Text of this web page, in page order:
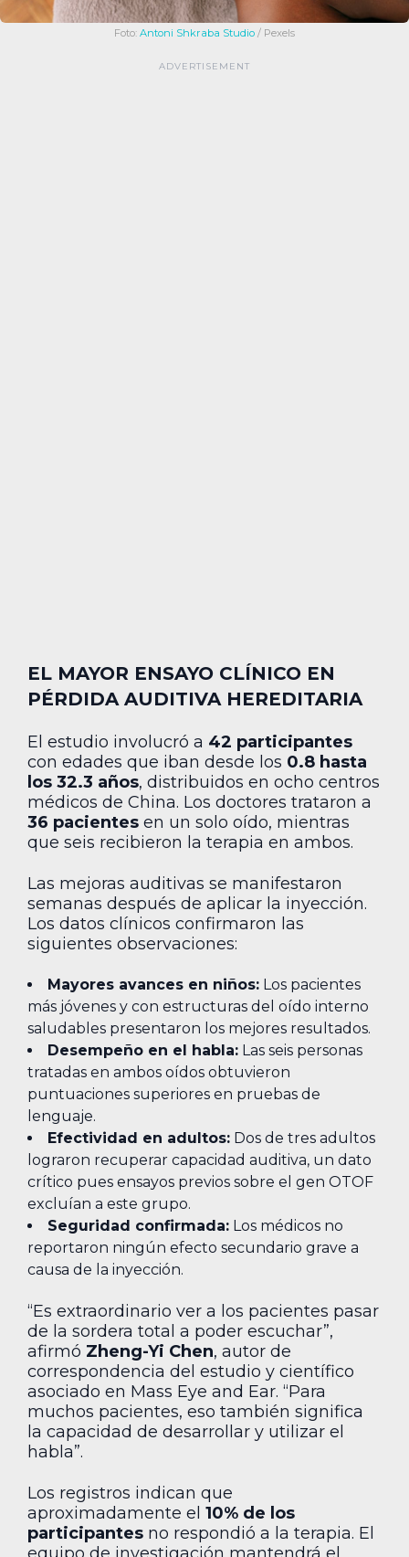
Foto: Antoni Shkraba Studio / Pexels
EL MAYOR ENSAYO CLÍNICO EN
PÉRDIDA AUDITIVA HEREDITARIA
El estudio involucró a 42 participantes
con edades que iban desde los 0.8 hasta
los 32.3 años, distribuidos en ocho centros
médicos de China. Los doctores trataron a
36 pacientes en un solo oído, mientras
que seis recibieron la terapia en ambos.
Las mejoras auditivas se manifestaron
semanas después de aplicar la inyección.
Los datos clínicos confirmaron las
siguientes observaciones:
Mayores avances en niños: Los pacientes
más jóvenes y con estructuras del oído interno
saludables presentaron los mejores resultados.
Desempeño en el habla: Las seis personas
tratadas en ambos oídos obtuvieron
puntuaciones superiores en pruebas de
lenguaje.
Efectividad en adultos: Dos de tres adultos
lograron recuperar capacidad auditiva, un dato
crítico pues ensayos previos sobre el gen OTOF
excluían a este grupo.
Seguridad confirmada: Los médicos no
reportaron ningún efecto secundario grave a
causa de la inyección.
“Es extraordinario ver a los pacientes pasar
de la sordera total a poder escuchar”,
afirmó Zheng-Yi Chen, autor de
correspondencia del estudio y científico
asociado en Mass Eye and Ear. “Para
muchos pacientes, eso también significa
la capacidad de desarrollar y utilizar el
habla”.
Los registros indican que
aproximadamente el 10% de los
participantes no respondió a la terapia. El